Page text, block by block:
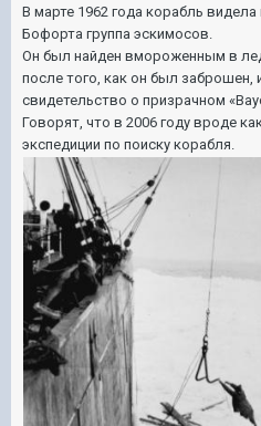
В марте 1962 года корабль
Бофорта группа эскимосов.
Он был найден вмороженным в лед
после того, как он был заброшен,
свидетельство о призрачном
Говорят, что в 2006 году вроде
экспедиции по поиску корабля.